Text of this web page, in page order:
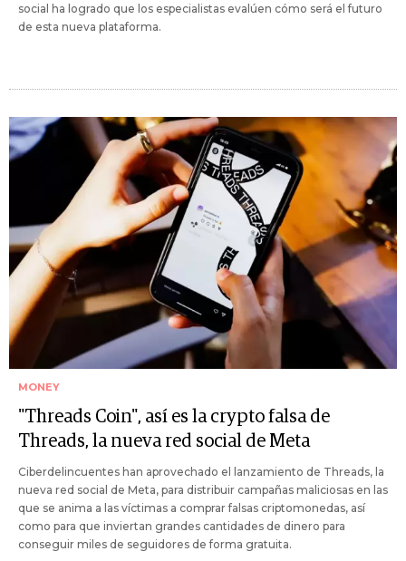
social ha logrado que los especialistas evalúen cómo será el futuro
de esta nueva plataforma.
MONEY
"Threads Coin", así es la crypto falsa de
Threads, la nueva red social de Meta
Ciberdelincuentes han aprovechado el lanzamiento de Threads, la
nueva red social de Meta, para distribuir campañas maliciosas en las
que se anima a las víctimas a comprar falsas criptomonedas, así
como para que inviertan grandes cantidades de dinero para
conseguir miles de seguidores de forma gratuita.